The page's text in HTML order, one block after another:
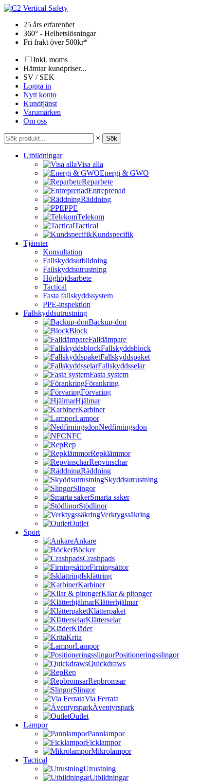
Hoppa
innehåll25 års erfarenhet
360° - Helhetslösningar
Fri frakt över 500kr*
Inkl. moms
Hämtar kundpriser...
SV / SEK
Logga in
Nytt konto
Kundtjänst
Varumärken
Om oss
× Sök
Utbildningar
Visa alla
Energi & GWO
Reparbete
Entreprenad
Räddning
PPE
Telekom
Tactical
Kundspecifik
Tjänster
Konsultation
Fallskyddsutbildning
Fallskyddsutrustning
Höghöjdsarbete
Tactical
Fasta fallskyddssystem
PPE-inspektion
Fallskyddsutrustning
Backup-don
Block
Falldämpare
Fallskyddsblock
Fallskyddspaket
Fallskyddsselar
Fasta system
Förankring
Förvaring
Hjälmar
Karbiner
Lampor
Nedfirningsdon
NFC
Rep
Repklämmor
Repvinschar
Räddning
Skyddsutrustning
Slingor
Smarta saker
Stödlinor
Verktygssäkring
Outlet
Sport
Ankare
Böcker
Crashpads
Firningsåttor
Isklättring
Karbiner
Kilar & pitonger
Klätterhjälmar
Klätterpaket
Klätterselar
Kläder
Krita
Lampor
Positioneringsslingor
Quickdraws
Rep
Repbromsar
Slingor
Via Ferrata
Äventyrspark
Outlet
Lampor
Pannlampor
Ficklampor
Mikrolampor
Tactical
Utrustning
Utbildningar